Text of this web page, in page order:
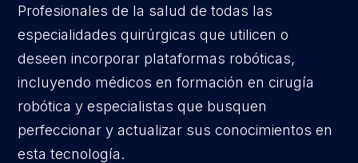
Profesionales de la salud de todas las
especialidades quirúrgicas que utilicen o
deseen incorporar plataformas robóticas,
incluyendo médicos en formación en cirugía
robótica y especialistas que busquen
perfeccionar y actualizar sus conocimientos en
esta tecnología.